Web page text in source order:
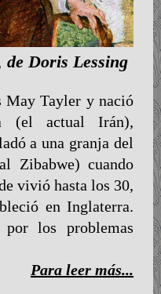
de Doris Lessing
May Tayler y nació
(el actual Irán),
a una granja del
Zibabwe) cuando
vivió hasta los 30,
en Inglaterra.
los problemas
Para leer más...